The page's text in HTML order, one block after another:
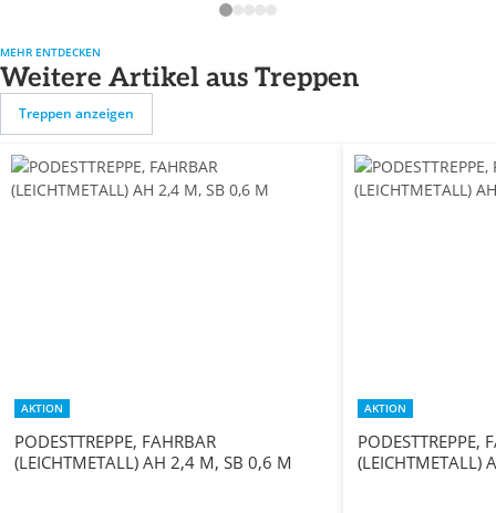
MEHR ENTDECKEN
Weitere Artikel aus Treppen
Treppen anzeigen
AKTION
PODESTTREPPE, FAHRBAR
(LEICHTMETALL) AH 2,4 M, SB 0,6 M
AKTION
PODESTTREPPE,
(LEICHTMETALL)